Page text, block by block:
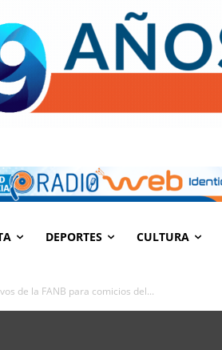
DEPORTES CULTURA
de la FANB para comicios del...